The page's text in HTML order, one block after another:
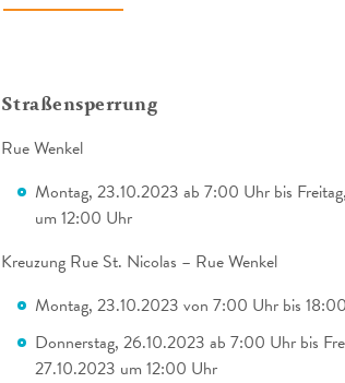
Straßensperrung
Rue Wenkel
Montag, 23.10.2023 ab 7:00 Uhr bis
um 12:00 Uhr
Kreuzung Rue St. Nicolas – Rue Wenkel
Montag, 23.10.2023 von 7:00 Uhr bis
Donnerstag, 26.10.2023 ab 7:00 Uhr bis
27.10.2023 um 12:00 Uhr